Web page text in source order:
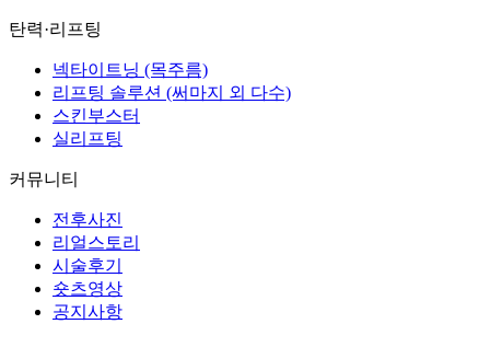
탄력·리프팅
넥타이트닝 (목주름)
리프팅 솔루션 (써마지 외 다수)
스킨부스터
실리프팅
커뮤니티
전후사진
리얼스토리
시술후기
숏츠영상
공지사항